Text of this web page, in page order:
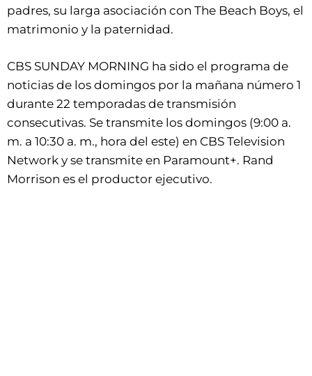
padres, su larga asociación con The Beach Boys, el
matrimonio y la paternidad.
CBS SUNDAY MORNING ha sido el programa de
noticias de los domingos por la mañana número 1
durante 22 temporadas de transmisión
consecutivas. Se transmite los domingos (9:00 a.
m. a 10:30 a. m., hora del este) en CBS Television
Network y se transmite en Paramount+. Rand
Morrison es el productor ejecutivo.